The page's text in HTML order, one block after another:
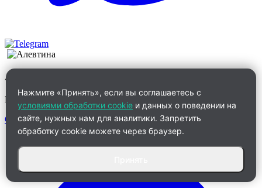
Алевтина
Менеджер по работе с клиентами
Связаться
Нажмите «Принять», если вы соглашаетесь с
условиями обработки cookie и данных о поведении на
сайте, нужных нам для аналитики. Запретить
обработку cookie можете через браузер.